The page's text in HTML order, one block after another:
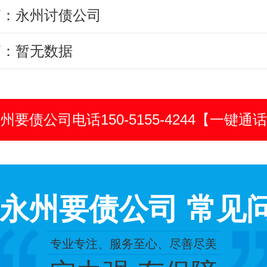
永州讨债公司
暂无数据
要债公司电话150-5155-4244【一键通话
州要债公司 常见
专业专注、服务至心、尽善尽美